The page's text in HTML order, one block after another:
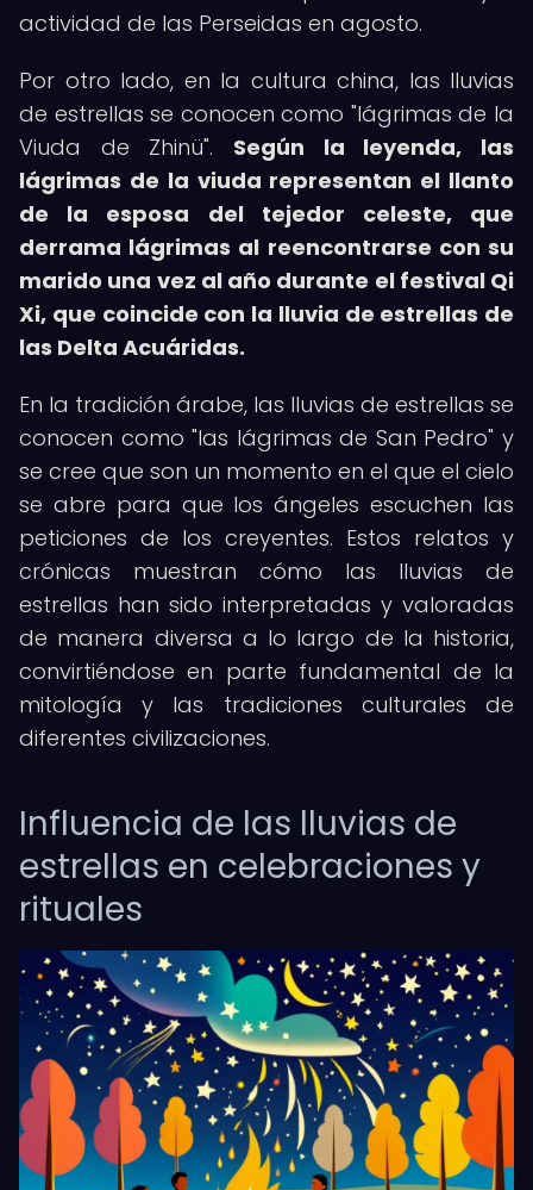
actividad de las Perseidas en agosto.
Por otro lado, en la cultura china, las lluvias
de estrellas se conocen como "lágrimas de la
Viuda de Zhinü". Según la leyenda, las
lágrimas de la viuda representan el llanto
de la esposa del tejedor celeste, que
derrama lágrimas al reencontrarse con su
marido una vez al año durante el festival Qi
Xi, que coincide con la lluvia de estrellas de
las Delta Acuáridas.
En la tradición árabe, las lluvias de estrellas se
conocen como "las lágrimas de San Pedro" y
se cree que son un momento en el que el cielo
se abre para que los ángeles escuchen las
peticiones de los creyentes. Estos relatos y
crónicas muestran cómo las lluvias de
estrellas han sido interpretadas y valoradas
de manera diversa a lo largo de la historia,
convirtiéndose en parte fundamental de la
mitología y las tradiciones culturales de
diferentes civilizaciones.
Influencia de las lluvias de
estrellas en celebraciones y
rituales